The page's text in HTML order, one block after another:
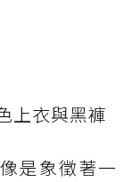
上衣與黑褲
是象徵著一